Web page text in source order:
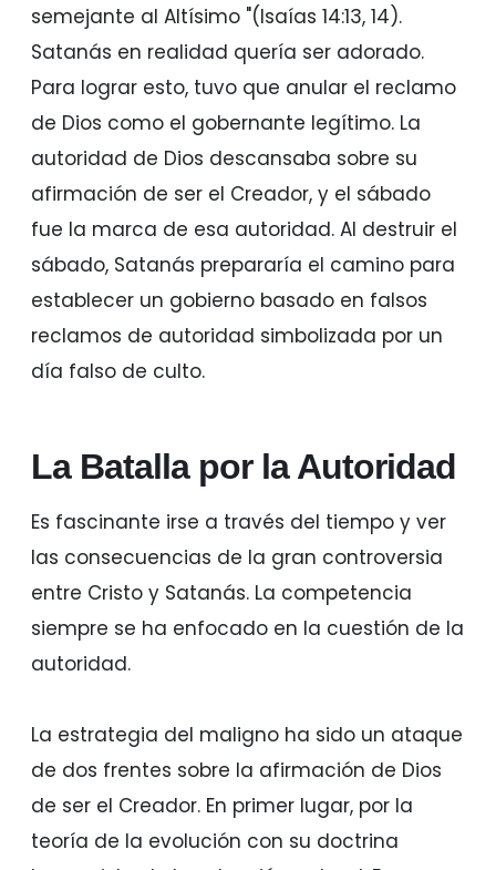
semejante al Altísimo "(Isaías 14:13, 14).
Satanás en realidad quería ser adorado.
Para lograr esto, tuvo que anular el reclamo
de Dios como el gobernante legítimo. La
autoridad de Dios descansaba sobre su
afirmación de ser el Creador, y el sábado
fue la marca de esa autoridad. Al destruir el
sábado, Satanás prepararía el camino para
establecer un gobierno basado en falsos
reclamos de autoridad simbolizada por un
día falso de culto.
La Batalla por la Autoridad
Es fascinante irse a través del tiempo y ver
las consecuencias de la gran controversia
entre Cristo y Satanás. La competencia
siempre se ha enfocado en la cuestión de la
autoridad.
La estrategia del maligno ha sido un ataque
de dos frentes sobre la afirmación de Dios
de ser el Creador. En primer lugar, por la
teoría de la evolución con su doctrina